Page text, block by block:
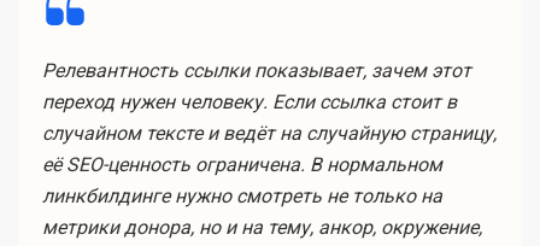
Релевантность ссылки показывает, зачем этот
переход нужен человеку. Если ссылка стоит в
случайном тексте и ведёт на случайную страницу,
её SEO-ценность ограничена. В нормальном
линкбилдинге нужно смотреть не только на
метрики донора, но и на тему, анкор, окружение,